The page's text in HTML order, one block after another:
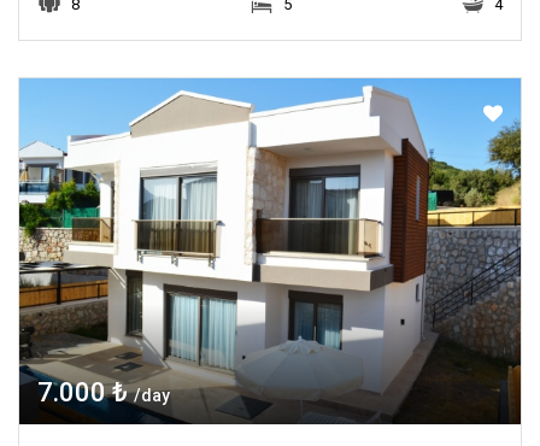
8 5 4
7.000 ₺/day